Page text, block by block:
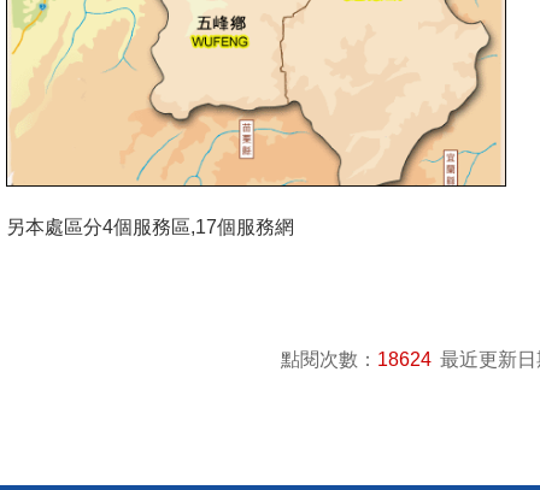
另本處區分4個服務區,17個服務網
點閱次數： 18624 最近更新